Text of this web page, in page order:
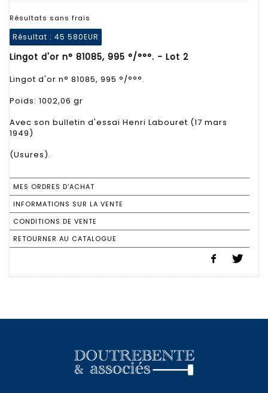
Résultats sans frais
Résultat : 45 580EUR
Lingot d'or n° 81085, 995 °/°°°. - Lot 2
Lingot d'or n° 81085, 995 °/°°°.
Poids: 1002,06 gr
Avec son bulletin d'essai Henri Labouret (17 mars
1949)
(Usures).
MES ORDRES D'ACHAT
INFORMATIONS SUR LA VENTE
CONDITIONS DE VENTE
RETOURNER AU CATALOGUE